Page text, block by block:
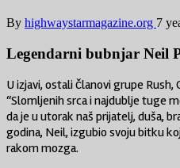
By highwaystarmagazine.org 7
Legendarni bubnjar Neil
U izjavi, ostali članovi grupe
“Slomljenih srca i najdublje tuge
da je u utorak naš prijatelj, duša,
godina, Neil, izgubio svoju bitku
rakom mozga.